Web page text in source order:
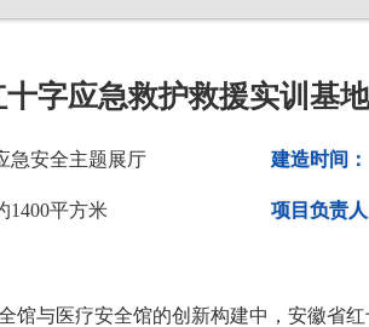
与医疗安全馆的创新构建中，安徽省红
字应急救护救援实训基地
急安全主题展厅 建造时间：
1400平方米 项目负责人